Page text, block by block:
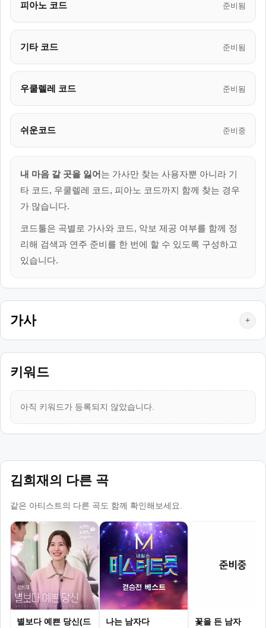
피아노 코드 준비됨
기타 코드 준비됨
우쿨렐레 코드 준비됨
쉬운코드 준비중
내 마음 갈 곳을 잃어는 가사만 찾는 사용자뿐 아니라 기
타 코드, 우쿨렐레 코드, 피아노 코드까지 함께 찾는 경우
가 많습니다.
코드툴은 곡별로 가사와 코드, 악보 제공 여부를 함께 정
리해 검색과 연주 준비를 한 번에 할 수 있도록 구성하고
있습니다.
가사 +
키워드
아직 키워드가 등록되지 않았습니다.
김희재의 다른 곡
같은 아티스트의 다른 곡도 함께 확인해보세요.
별보다 예쁜 당신(드
나는 남자다 꽃을 든 남자